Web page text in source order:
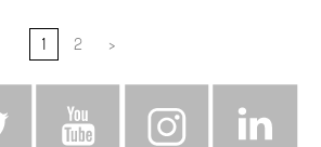
1 2 >